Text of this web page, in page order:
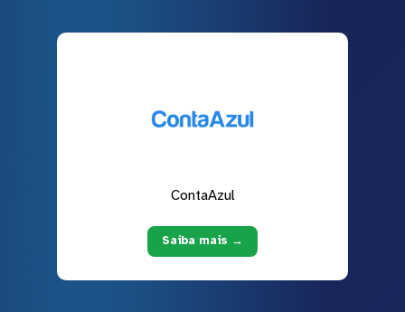
ContaAzul
Saiba mais →